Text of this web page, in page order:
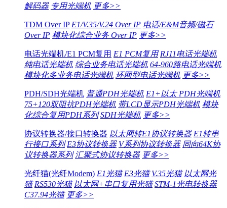
解码器 专用光端机 更多>>
TDM Over IP E1/V.35/V.24 Over IP 电话/E&M音频/磁石
Over IP 模块化综合业务 Over IP 更多>>
电话光端机/E1 PCM复用 E1 PCM复用 RJ11电话光端机
纯电话光端机 综合业务电话光端机 64-960路电话光端机
模块化多业务电话光端机 环网型电话光端机 更多>>
PDH/SDH光端机 普通PDH光端机 E1+以太 PDH光端机
75+120双阻抗PDH光端机 带LCD显示PDH光端机 模块
化综合复用PDH系列 SDH光端机 更多>>
协议转换器/接口转换器 以太网转E1协议转换器 E1转串
行接口系列 E3协议转换器 V系列协议转换器 同向64K协
议转换器系列 汇聚式协议转换器 更多>>
光纤猫(光纤Modem) E1光猫 E3光猫 V.35光猫 以太网光
猫 RS530光猫 以太网+串口复用光猫 STM-1光电转换器
C37.94光猫 更多>>